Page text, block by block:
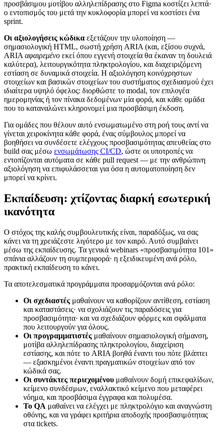
προσβάσιμου μοτίβου αλληλεπίδρασης στο Figma κοστίζει λεπτά·
ο εντοπισμός του μετά την κυκλοφορία μπορεί να κοστίσει ένα
sprint.
Οι αξιολογήσεις κώδικα εξετάζουν την υλοποίηση —
σημασιολογική HTML, σωστή χρήση ARIA (και, εξίσου συχνά,
ARIA αφαιρεμένο εκεί όπου εγγενή στοιχεία θα έκαναν τη δουλειά
καλύτερα), λειτουργικότητα πληκτρολογίου, και διαχειριζόμενη
εστίαση σε δυναμικά στοιχεία. Η αξιολόγηση κοινόχρηστων
στοιχείων και βασικών στοιχείων του συστήματος σχεδιασμού έχει
ιδιαίτερα υψηλό όφελος: διορθώστε το modal, τον επιλογέα
ημερομηνίας ή τον πίνακα δεδομένων μία φορά, και κάθε ομάδα
που το καταναλώνει κληρονομεί μια προσβάσιμη έκδοση.
Για ομάδες που θέλουν αυτό ενσωματωμένο στη ροή τους αντί να
γίνεται χειροκίνητα κάθε φορά, ένας σύμβουλος μπορεί να
βοηθήσει να συνδέσετε ελέγχους προσβασιμότητας απευθείας στο
build σας μέσω ενσωμάτωσης CI/CD, ώστε οι υποτροπές να
εντοπίζονται αυτόματα σε κάθε pull request — με την ανθρώπινη
αξιολόγηση να επιφυλάσσεται για όσα η αυτοματοποίηση δεν
μπορεί να κρίνει.
Εκπαίδευση: χτίζοντας διαρκή εσωτερική
ικανότητα
Ο στόχος της καλής συμβουλευτικής είναι, παραδόξως, να σας
κάνει να τη χρειάζεστε λιγότερο με τον καιρό. Αυτό συμβαίνει
μέσω της εκπαίδευσης. Τα γενικά webinars «προσβασιμότητα 101»
σπάνια αλλάζουν τη συμπεριφορά· η εξειδικευμένη ανά ρόλο,
πρακτική εκπαίδευση το κάνει.
Τα αποτελεσματικά προγράμματα προσαρμόζονται ανά ρόλο:
Οι σχεδιαστές μαθαίνουν να καθορίζουν αντίθεση, εστίαση
και καταστάσεις· να σχολιάζουν τις παραδόσεις για
προσβασιμότητα· και να σχεδιάζουν φόρμες και σφάλματα
που λειτουργούν για όλους.
Οι προγραμματιστές μαθαίνουν σημασιολογική σήμανση,
μοτίβα αλληλεπίδρασης πληκτρολογίου, διαχείριση
εστίασης, και πότε το ARIA βοηθά έναντι του πότε βλάπτει
— εξασκημένοι έναντι πραγματικών στοιχείων από τον
κώδικά σας.
Οι συντάκτες περιεχομένου μαθαίνουν δομή επικεφαλίδων,
κείμενο συνδέσμων, εναλλακτικό κείμενο που μεταφέρει
νόημα, και προσβάσιμα έγγραφα και πολυμέσα.
Το QA μαθαίνει να ελέγχει με πληκτρολόγιο και αναγνώστη
οθόνης, και να γράφει κριτήρια αποδοχής προσβασιμότητας
στα tickets.